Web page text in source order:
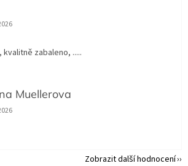
obchodu je 5 z 5 hvězdiček.
zabaleno, .....
Muellerova
obchodu je 5 z 5 hvězdiček.
Zobrazit další hodnocení